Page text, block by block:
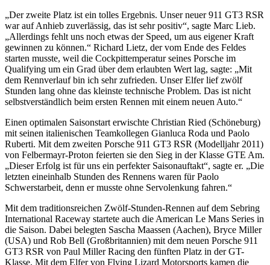
„Der zweite Platz ist ein tolles Ergebnis. Unser neuer 911 GT3 RSR
war auf Anhieb zuverlässig, das ist sehr positiv“, sagte Marc Lieb.
„Allerdings fehlt uns noch etwas der Speed, um aus eigener Kraft
gewinnen zu können.“ Richard Lietz, der vom Ende des Feldes
starten musste, weil die Cockpittemperatur seines Porsche im
Qualifying um ein Grad über dem erlaubten Wert lag, sagte: „Mit
dem Rennverlauf bin ich sehr zufrieden. Unser Elfer lief zwölf
Stunden lang ohne das kleinste technische Problem. Das ist nicht
selbstverständlich beim ersten Rennen mit einem neuen Auto.“
Einen optimalen Saisonstart erwischte Christian Ried (Schöneburg)
mit seinen italienischen Teamkollegen Gianluca Roda und Paolo
Ruberti. Mit dem zweiten Porsche 911 GT3 RSR (Modelljahr 2011)
von Felbermayr-Proton feierten sie den Sieg in der Klasse GTE Am.
„Dieser Erfolg ist für uns ein perfekter Saisonauftakt“, sagte er. „Die
letzten eineinhalb Stunden des Rennens waren für Paolo
Schwerstarbeit, denn er musste ohne Servolenkung fahren.“
Mit dem traditionsreichen Zwölf-Stunden-Rennen auf dem Sebring
International Raceway startete auch die American Le Mans Series in
die Saison. Dabei belegten Sascha Maassen (Aachen), Bryce Miller
(USA) und Rob Bell (Großbritannien) mit dem neuen Porsche 911
GT3 RSR von Paul Miller Racing den fünften Platz in der GT-
Klasse. Mit dem Elfer von Flying Lizard Motorsports kamen die